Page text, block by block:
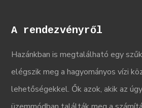
A rendezvényről
Hazánkban is megtalálható egy
elégszik meg a hagyományos vízi
lehetőségekkel. Ők azok, akik az